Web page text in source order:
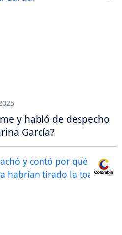
y habló de despecho
García?